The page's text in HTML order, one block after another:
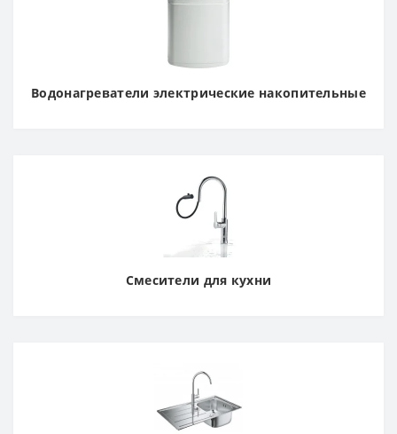
Водонагреватели электрические накопительные
Смесители для кухни